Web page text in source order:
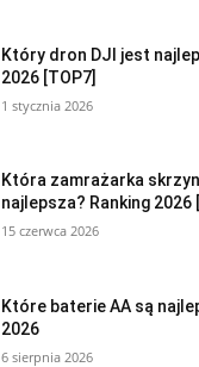
Który dron DJI jest
2026 [TOP7]
1 stycznia 2026
Która zamrażarka
najlepsza? Ranking 2026
15 czerwca 2026
Które baterie AA są
2026
6 sierpnia 2026